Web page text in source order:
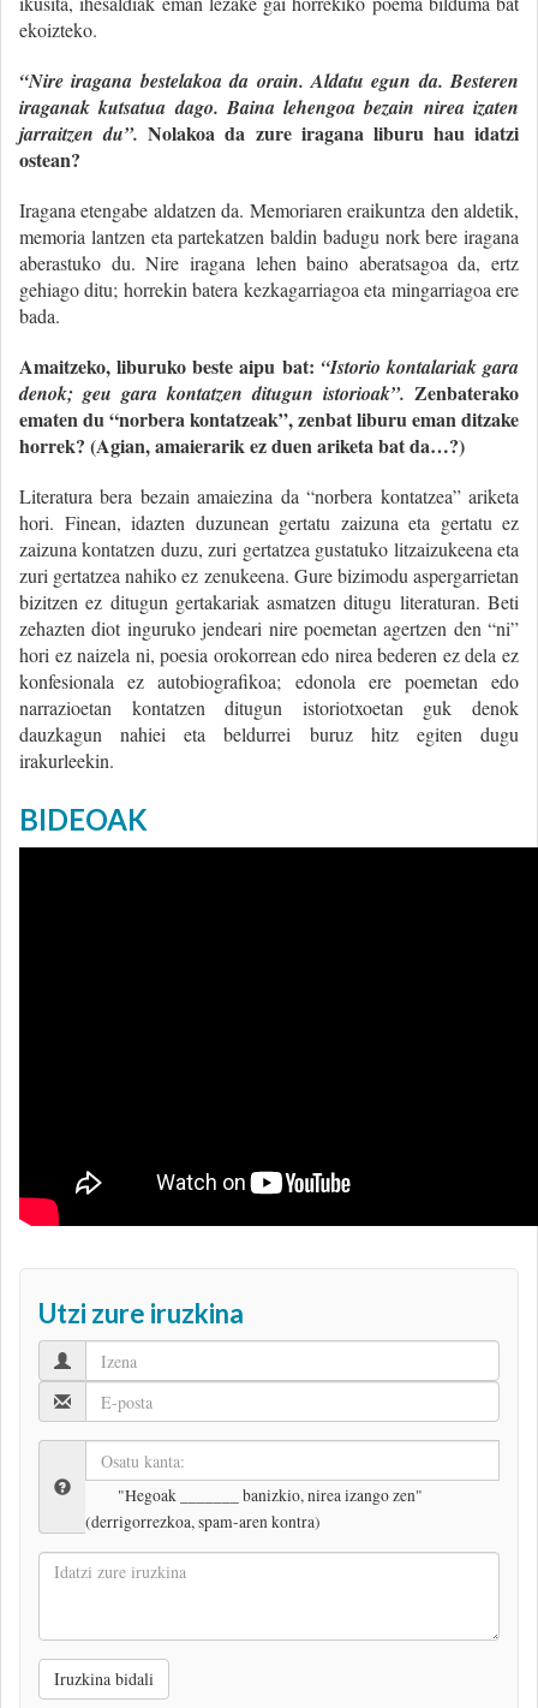
ekoizteko.
“Nire iragana bestelakoa da orain. Aldatu egun da. Besteren
iraganak kutsatua dago. Baina lehengoa bezain nirea izaten
jarraitzen du”. Nolakoa da zure iragana liburu hau idatzi
ostean?
Iragana etengabe aldatzen da. Memoriaren eraikuntza den aldetik,
memoria lantzen eta partekatzen baldin badugu nork bere iragana
aberastuko du. Nire iragana lehen baino aberatsagoa da, ertz
gehiago ditu; horrekin batera kezkagarriagoa eta mingarriagoa ere
bada.
Amaitzeko, liburuko beste aipu bat: “Istorio kontalariak gara
denok; geu gara kontatzen ditugun istorioak”. Zenbaterako
ematen du “norbera kontatzeak”, zenbat liburu eman ditzake
horrek? (Agian, amaierarik ez duen ariketa bat da…?)
Literatura bera bezain amaiezina da “norbera kontatzea” ariketa
hori. Finean, idazten duzunean gertatu zaizuna eta gertatu ez
zaizuna kontatzen duzu, zuri gertatzea gustatuko litzaizukeena eta
zuri gertatzea nahiko ez zenukeena. Gure bizimodu aspergarrietan
bizitzen ez ditugun gertakariak asmatzen ditugu literaturan. Beti
zehazten diot inguruko jendeari nire poemetan agertzen den “ni”
hori ez naizela ni, poesia orokorrean edo nirea bederen ez dela ez
konfesionala ez autobiografikoa; edonola ere poemetan edo
narrazioetan kontatzen ditugun istoriotxoetan guk denok
dauzkagun nahiei eta beldurrei buruz hitz egiten dugu
irakurleekin.
BIDEOAK
Utzi zure iruzkina
"Hegoak _______ banizkio, nirea izango zen"
(derrigorrezkoa, spam-aren kontra)
Idatzi
Iruzkina bidali